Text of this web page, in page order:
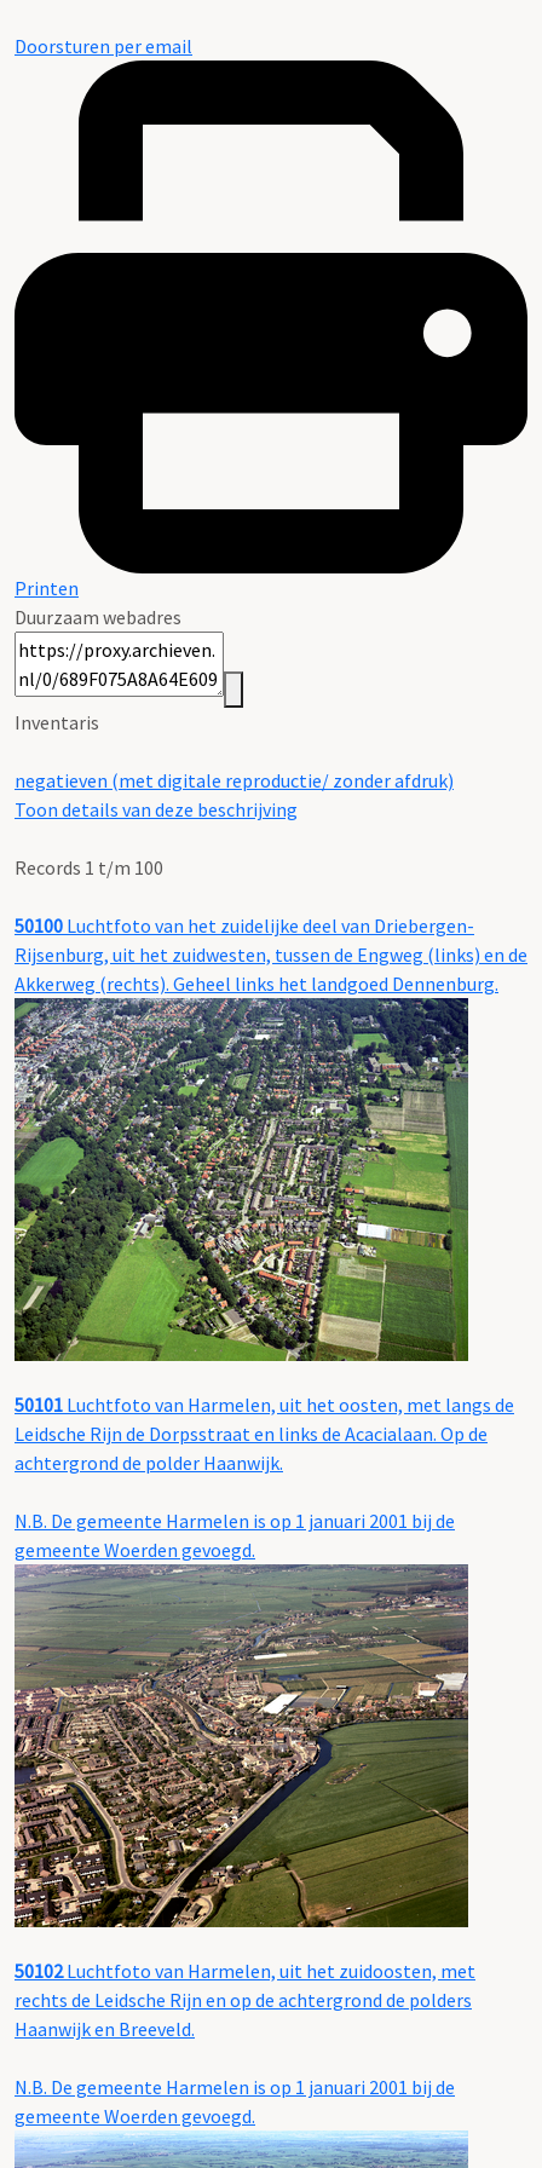
Doorsturen per email
Printen
Duurzaam webadres
Inventaris
negatieven (met digitale reproductie/ zonder afdruk)
Toon details van deze beschrijving
Records 1 t/m 100
50100 Luchtfoto van het zuidelijke deel van Driebergen-
Rijsenburg, uit het zuidwesten, tussen de Engweg (links) en de
Akkerweg (rechts). Geheel links het landgoed Dennenburg.
50101 Luchtfoto van Harmelen, uit het oosten, met langs de
Leidsche Rijn de Dorpsstraat en links de Acacialaan. Op de
achtergrond de polder Haanwijk.
N.B. De gemeente Harmelen is op 1 januari 2001 bij de
gemeente Woerden gevoegd.
50102Luchtfoto van Harmelen, uit het zuidoosten, met
rechts de Leidsche Rijn en op de achtergrond de polders
Haanwijk en Breeveld.
N.B. De gemeente Harmelen is op 1 januari 2001 bij de
gemeente Woerden gevoegd.